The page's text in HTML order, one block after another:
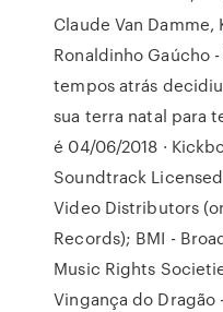
Claude Van Damme,
Ronaldinho Gaúcho
tempos atrás
sua terra natal para
é 04/06/2018 ·
Soundtrack
Video Distributors
Records); BMI -
Music Rights
Vingança do